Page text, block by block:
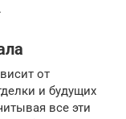
от
и будущих
все эти